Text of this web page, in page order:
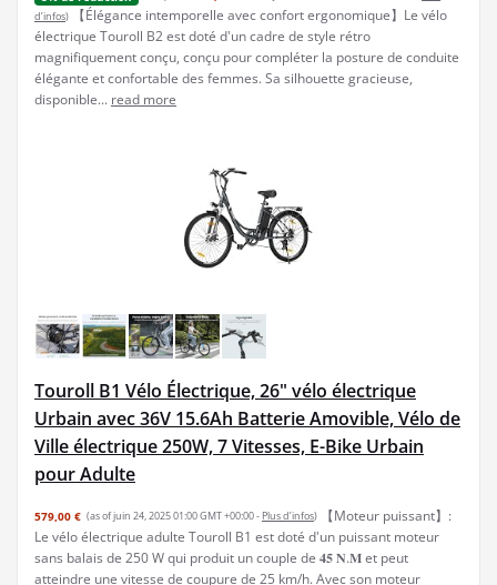
d’infos)
【Élégance intemporelle avec confort ergonomique】Le vélo
électrique Touroll B2 est doté d'un cadre de style rétro
magnifiquement conçu, conçu pour compléter la posture de conduite
élégante et confortable des femmes. Sa silhouette gracieuse,
disponible... read more
Touroll B1 Vélo Électrique, 26" vélo électrique
Urbain avec 36V 15.6Ah Batterie Amovible, Vélo de
Ville électrique 250W, 7 Vitesses, E-Bike Urbain
pour Adulte
579,00 € (as of juin 24, 2025 01:00 GMT +00:00 - Plus d’infos)
【Moteur puissant】:
Le vélo électrique adulte Touroll B1 est doté d'un puissant moteur
sans balais de 250 W qui produit un couple de 𝟒𝟓 𝐍.𝐌 et peut
atteindre une vitesse de coupure de 25 km/h. Avec son moteur